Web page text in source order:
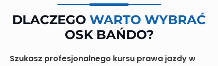
Szukasz profesjonalnego kursu prawa jazdy w
DLACZEGO WARTO WYBRAĆ
OSK BAŃDO?